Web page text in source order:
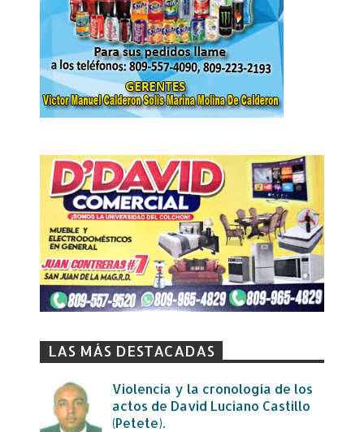
LAS MÁS DESTACADAS
Violencia y la cronología de los
actos de David Luciano Castillo
(Petete).